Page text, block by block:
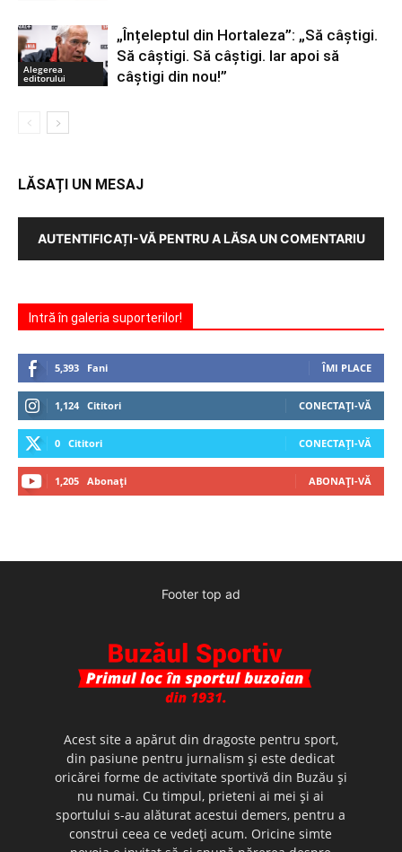
Alegerea
editorului
„Înțeleptul din Hortaleza”: „Să câștigi.
Să câștigi. Să câștigi. Iar apoi să
câștigi din nou!”
LĂSAȚI UN MESAJ
AUTENTIFICAȚI-VĂ PENTRU A LĂSA UN COMENTARIU
Intră în galeria suporterilor!
5,393 Fani ÎMI PLACE
1,124 Cititori CONECTAȚI-VĂ
0 Cititori CONECTAȚI-VĂ
1,205 Abonați ABONAȚI-VĂ
Footer top ad
Acest site a apărut din dragoste pentru sport,
din pasiune pentru jurnalism şi este dedicat
oricărei forme de activitate sportivă din Buzău şi
nu numai. Cu timpul, prieteni ai mei şi ai
sportului s-au alăturat acestui demers, pentru a
construi ceea ce vedeţi acum. Oricine simte